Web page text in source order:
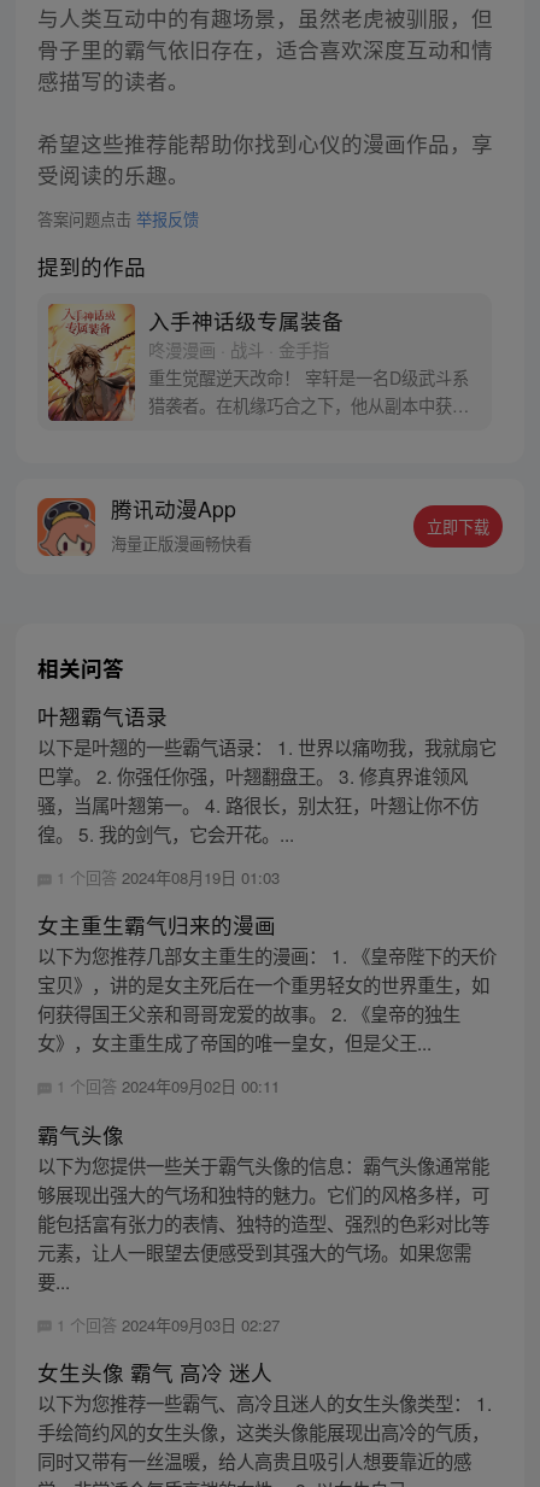
与人类互动中的有趣场景，虽然老虎被驯服，但
骨子里的霸气依旧存在，适合喜欢深度互动和情
感描写的读者。
希望这些推荐能帮助你找到心仪的漫画作品，享
受阅读的乐趣。
答案问题点击 举报反馈
提到的作品
入手神话级专属装备
咚漫漫画 · 战斗 · 金手指
重生觉醒逆天改命！ 宰轩是一名D级武斗系
猎袭者。在机缘巧合之下，他从副本中获得
腾讯动漫App
海量正版漫画畅快看
立即下载
相关问答
叶翘霸气语录
以下是叶翘的一些霸气语录： 1. 世界以痛吻我，我就扇它
巴掌。 2. 你强任你强，叶翘翻盘王。 3. 修真界谁领风
骚，当属叶翘第一。 4. 路很长，别太狂，叶翘让你不仿
徨。 5. 我的剑气，它会开花。...
1 个回答 2024年08月19日 01:03
女主重生霸气归来的漫画
以下为您推荐几部女主重生的漫画： 1. 《皇帝陛下的天价
宝贝》，讲的是女主死后在一个重男轻女的世界重生，如
何获得国王父亲和哥哥宠爱的故事。 2. 《皇帝的独生
女》，女主重生成了帝国的唯一皇女，但是父王...
1 个回答 2024年09月02日 00:11
霸气头像
以下为您提供一些关于霸气头像的信息：霸气头像通常能
够展现出强大的气场和独特的魅力。它们的风格多样，可
能包括富有张力的表情、独特的造型、强烈的色彩对比等
元素，让人一眼望去便感受到其强大的气场。如果您需
要...
1 个回答 2024年09月03日 02:27
女生头像 霸气 高冷 迷人
以下为您推荐一些霸气、高冷且迷人的女生头像类型： 1.
手绘简约风的女生头像，这类头像能展现出高冷的气质，
同时又带有一丝温暖，给人高贵且吸引人想要靠近的感